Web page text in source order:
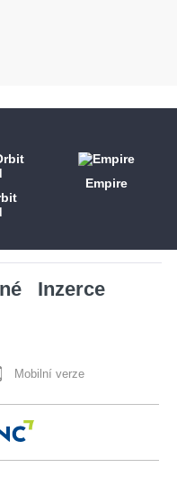
Empire
Inzerce
Mobilní verze